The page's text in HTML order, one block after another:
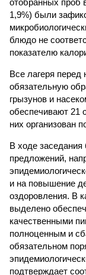
отобранных проб
1,9%) были
блюдо не
показателю
Все лагеря
обязательную
грызунов и
обеспечивают 21
них организован
В ходе
предложений,
и на повышение
оздоровления. В
выделено
качественными
полноценным и
обязательном
подтверждает